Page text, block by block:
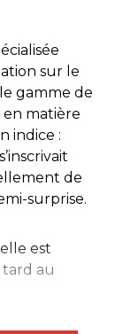
sur le
gamme de
en matière
indice :
de
surprise.
est
tard au